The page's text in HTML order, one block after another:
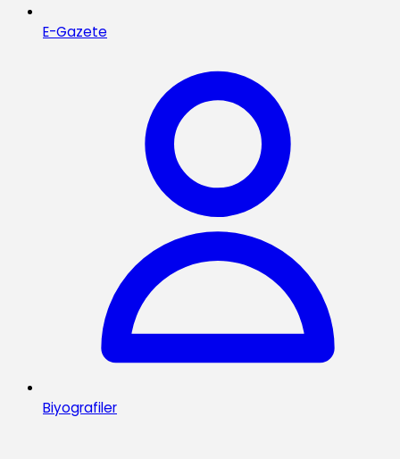
E-Gazete
Biyografiler